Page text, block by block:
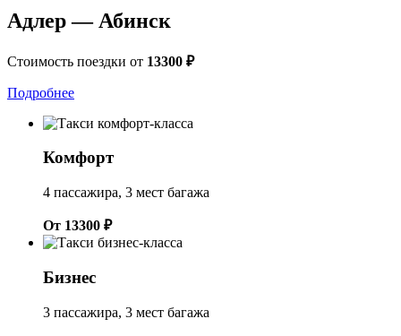
Адлер — Абинск
Стоимость поездки от 13300 ₽
Подробнее
Комфорт
4 пассажира, 3 мест багажа
От 13300 ₽
Бизнес
3 пассажира, 3 мест багажа